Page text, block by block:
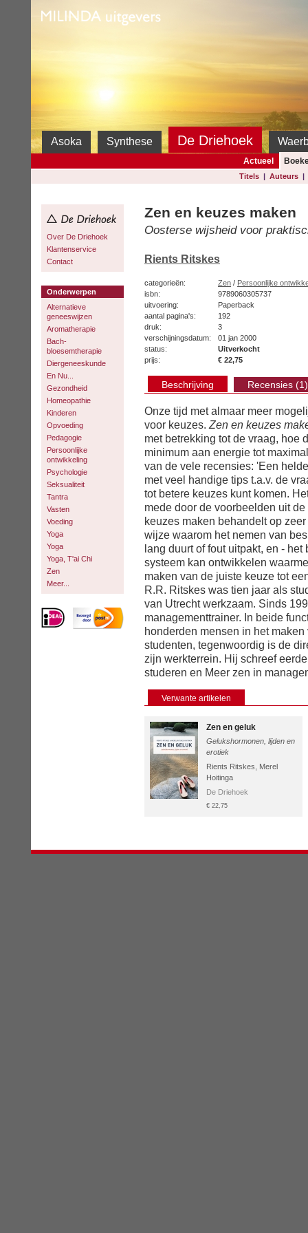
Milinda
Asoka Synthese De Driehoek
Actueel
Titels| Auteurs|
Over De Driehoek
Klantenservice
Contact
Onderwerpen
Alternatieve
geneeswijzen
Aromatherapie
Bach-
bloesemtherapie
Diergeneeskunde
En Nu...
Gezondheid
Homeopathie
Kinderen
Opvoeding
Pedagogie
Persoonlijke
ontwikkeling
Psychologie
Seksualiteit
Tantra
Vasten
Voeding
Yoga
Yoga
Yoga, T'ai Chi
Zen
Meer...
Zen en keuzes maken
Oosterse wijsheid voor
Rients Ritskes
categorieën: Zen / Persoonlijke
isbn:
9789060305737
uitvoering:
Paperback
aantal pagina's:
192
druk:
3
verschijningsdatum:
01 jan 2000
status:
Uitverkocht
prijs:
€ 22,75
Beschrijving Recensies (1)
Onze tijd met almaar meer
voor keuzes. Zen en keuzes
met betrekking tot de vraag, hoe
minimum aan energie tot
van de vele recensies: 'Een
met veel handige tips t.a.v. de
tot betere keuzes kunt komen.
mede door de voorbeelden uit
keuzes maken behandelt op
wijze waarom het nemen van
lang duurt of fout uitpakt, en -
systeem kan ontwikkelen
maken van de juiste keuze tot
R.R. Ritskes was tien jaar als
van Utrecht werkzaam. Sinds
managementtrainer. In beide
honderden mensen in het
studenten, tegenwoordig is de
zijn werkterrein. Hij schreef
studeren en Meer zen in
Verwante artikelen
Zen en geluk
Gelukshormonen, lijden en
erotiek
Rients Ritskes
Merel
Hoitinga
De Driehoek
€ 22,75